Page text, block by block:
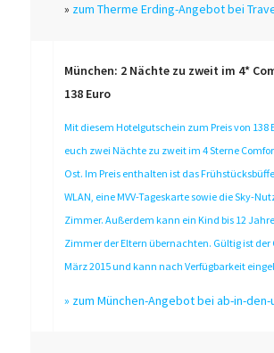
» zum Therme Erding-Angebot bei
München: 2 Nächte zu zweit im 4*
138 Euro
Mit diesem Hotelgutschein zum Preis von 138
euch zwei Nächte zu zweit im 4 Sterne
Ost. Im Preis enthalten ist das
WLAN, eine MVV-Tageskarte sowie die Sky-
Zimmer. Außerdem kann ein Kind bis 12
Zimmer der Eltern übernachten. Gültig ist der
März 2015 und kann nach Verfügbarkeit
» zum München-Angebot bei ab-in-